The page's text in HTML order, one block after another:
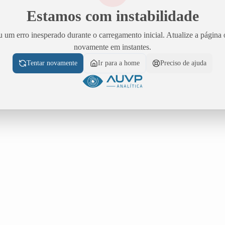
Estamos com instabilidade
um erro inesperado durante o carregamento inicial. Atualize a página
novamente em instantes.
Tentar novamente Ir para a home Preciso de ajuda